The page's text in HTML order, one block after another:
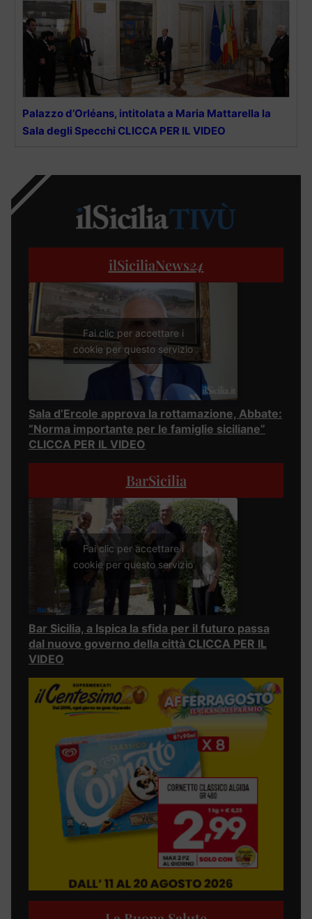
Palazzo d’Orléans, intitolata a Maria Mattarella la
Sala degli Specchi CLICCA PER IL VIDEO
ilSiciliaNews24
Fai clic per accettare i
cookie per questo servizio
Sala d’Ercole approva la rottamazione, Abbate:
“Norma importante per le famiglie siciliane”
CLICCA PER IL VIDEO
BarSicilia
Fai clic per accettare i
cookie per questo servizio
Bar Sicilia, a Ispica la sfida per il futuro passa
dal nuovo governo della città CLICCA PER IL
VIDEO